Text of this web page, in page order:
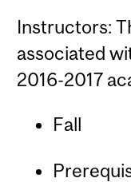
Instructors:
associated
2016-2017
Fall